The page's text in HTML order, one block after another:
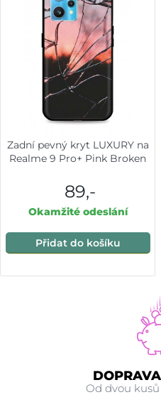
Zadní pevný kryt LUXURY na
Realme 9 Pro+ Pink Broken
89,-
Okamžité odeslání
Přidat do košíku
Od dvou